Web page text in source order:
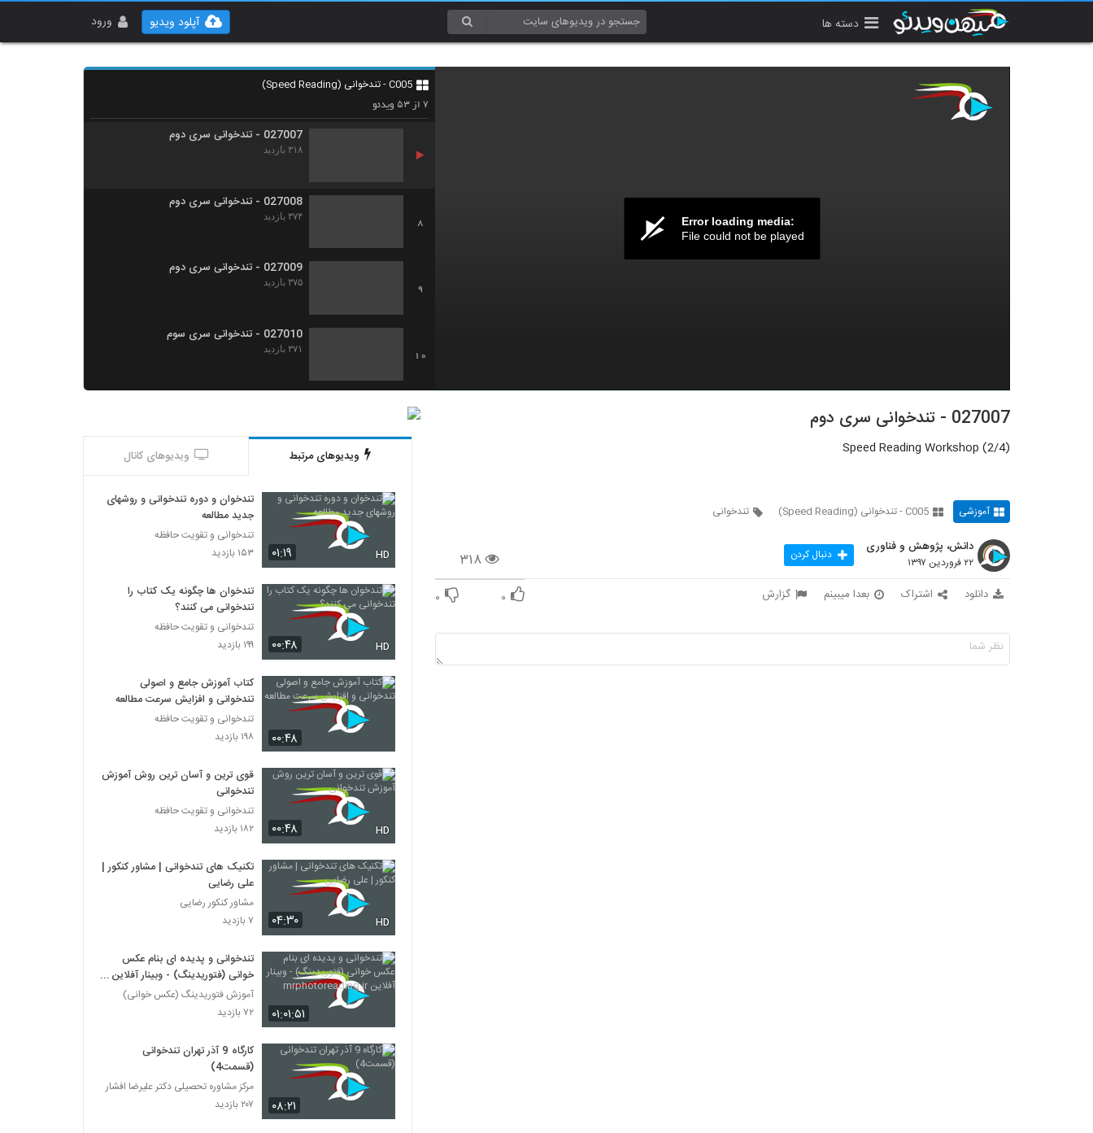
دسته ها ورود آپلود ویدیو
Error loading media:
File could not be played
C005 - تندخوانی (Speed Reading)
۷از ۵۳ ویدئو
6
027006 - تندخوانی سری دوم
۳۴۸ بازدید
027007 - تندخوانی سری دوم
۳۱۸ بازدید
8
027008 - تندخوانی سری دوم
۳۷۴ بازدید
9
027009 - تندخوانی سری دوم
۳۷۵ بازدید
10
027010 - تندخوانی سری سوم
۳۷۱ بازدید
11
027012 - تندخوانی سری سوم
027013 - تندخوانی سری سوم
۳۷۰ بازدید
027014 - تندخوانی سری سوم
۴۲۰ بازدید
027015 - تندخوانی سری سوم
۳۵۴ بازدید
027016 - تندخوانی سری چهارم
۳۱۶ بازدید
027017 - تندخوانی سری چهارم
027018 - تندخوانی سری چهارم
۳۳۷ بازدید
027019 - تندخوانی سری چهارم
۴۲۰ بازدید
027021 - تندخوانی سری چهارم
۳۵۵ بازدید
027007 - تندخوانی سری دوم
Speed Reading Workshop (2/4)
آموزشی C005 - تندخوانی (Speed Reading) تندخوانی
۳۱۸
دانش، پژوهش و فناوری
۲۲ فروردین ۱۳۹۷ دنبال کردن
دانلود اشتراک بعدا میبینم گزارش ۰ ۰
ویدیوهای مرتبط ویدیوهای کانال
۰۱:۱۹ HD
تندخوان و دوره تندخوانی و روشهای
جدید مطالعه
تندخوانی و تقویت حافظه
۱۵۳ بازدید
۰۰:۴۸ HD
تندخوان ها چگونه یک کتاب را
تندخوانی می کنند؟
تندخوانی و تقویت حافظه
۱۹۹ بازدید
۰۰:۴۸
کتاب آموزش جامع و اصولی
تندخوانی و افزایش سرعت مطالعه
تندخوانی و تقویت حافظه
۱۹۸ بازدید
۰۰:۴۸ HD
قوی ترین و آسان ترین روش آموزش
تندخوانی
تندخوانی و تقویت حافظه
۱۸۲ بازدید
۰۴:۳۰ HD
تکنیک های تندخوانی | مشاور کنکور |
علی رضایی
مشاور کنکور رضایی
۷ بازدید
۰۱:۰۱:۵۱
تندخوانی و پدیده ای بنام عکس
خوانی (فتوریدینگ) - وبینار آفلاین
mrphotoreading.ir
آموزش فتوریدینگ (عکس خوانی)
۷۲ بازدید
۰۸:۲۱
کارگاه 9 آذر تهران تندخوانی
(قسمت4)
مرکز مشاوره تحصیلی دکتر علیرضا افشار
۲۰۷ بازدید